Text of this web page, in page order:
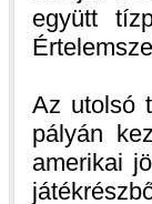
együtt
Az utolsó
pályán
amerikai